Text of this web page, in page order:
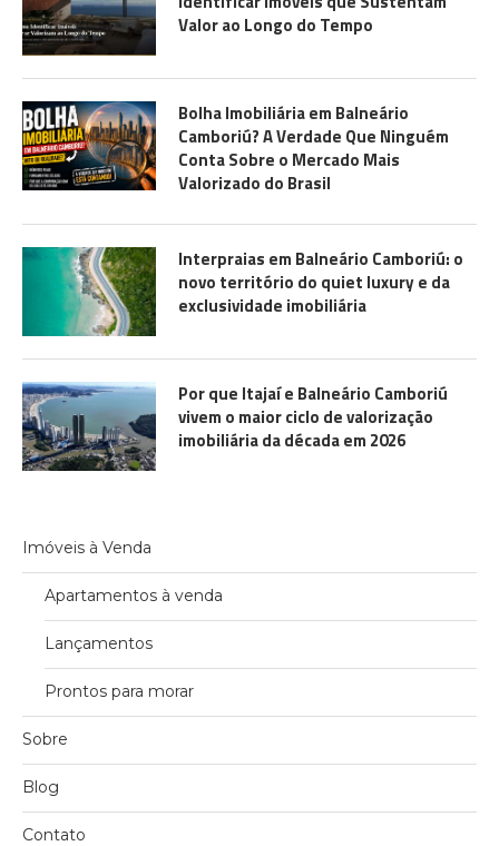
Valor ao Longo do Tempo
Bolha Imobiliária em Balneário
Camboriú? A Verdade Que Ninguém
Conta Sobre o Mercado Mais
Valorizado do Brasil
Interpraias em Balneário Camboriú: o
novo território do quiet luxury e da
exclusividade imobiliária
Por que Itajaí e Balneário Camboriú
vivem o maior ciclo de valorização
imobiliária da década em 2026
Imóveis à Venda
Apartamentos à venda
Lançamentos
Prontos para morar
Sobre
Blog
Contato